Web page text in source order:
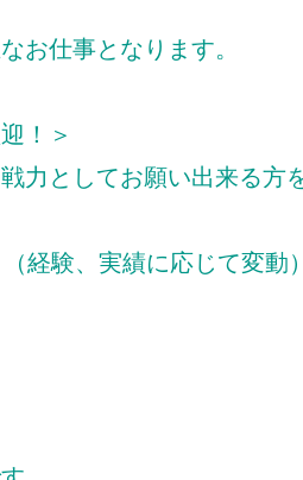
お仕事となります。
！＞
力としてお願い出来る方
経験、実績に応じて変動）